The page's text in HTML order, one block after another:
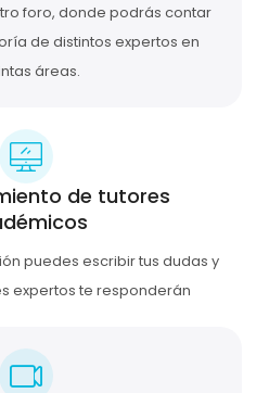
de tutores
puedes escribir tus dudas y
expertos te responderán
foro, donde podrás contar
de distintos expertos en
áreas.